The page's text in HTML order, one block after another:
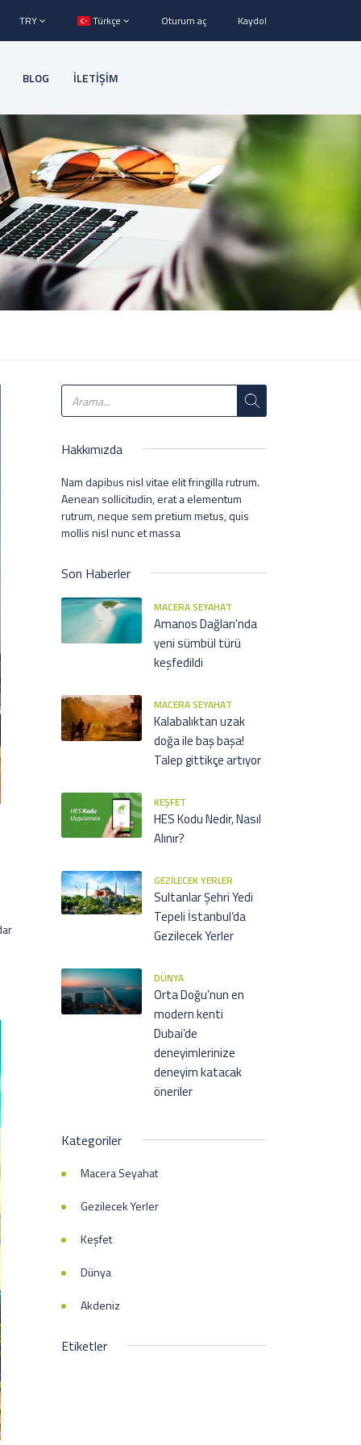
TRY Türkçe Oturum aç Kaydol
BLOG İLETİŞİM
Hakkımızda
Nam dapibus nisl vitae elit fringilla rutrum.
Aenean sollicitudin, erat a elementum
rutrum, neque sem pretium metus, quis
mollis nisl nunc et massa
Son Haberler
MACERA SEYAHAT
Amanos Dağları'nda
yeni sümbül türü
keşfedildi
MACERA SEYAHAT
Kalabalıktan uzak
doğa ile baş başa!
Talep gittikçe artıyor
KEŞFET
HES Kodu Nedir, Nasıl
Alınır?
GEZILECEK YERLER
Sultanlar Şehri Yedi
Tepeli İstanbul’da
Gezilecek Yerler
DÜNYA
Orta Doğu’nun en
modern kenti
Dubai’de
deneyimlerinize
deneyim katacak
öneriler
Kategoriler
Macera Seyahat
Gezilecek Yerler
Keşfet
Dünya
Akdeniz
Etiketler